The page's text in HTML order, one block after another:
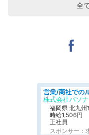
全
株式会社パソナ
福岡県 北九州
時給1,506円
正社員
スポンサー：